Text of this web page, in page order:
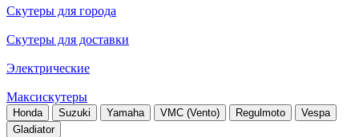
Скутеры для города
Скутеры для доставки
Электрические
Максискутеры
Honda Suzuki Yamaha VMC (Vento) Regulmoto
Vespa
Gladiator